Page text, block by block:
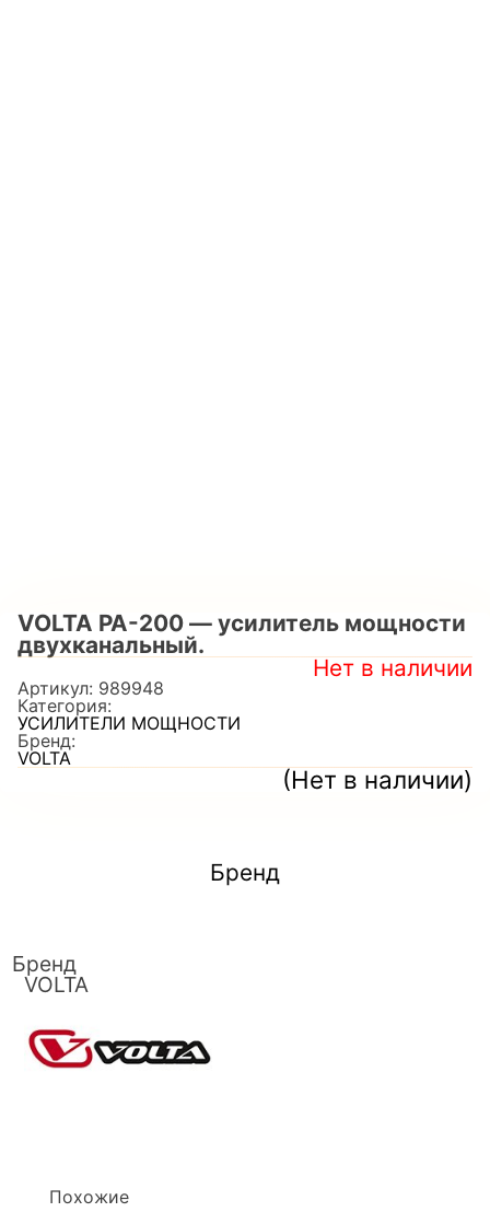
VOLTA PA-200 — усилитель мощности
двухканальный.
(Нет в наличии)
Нет в наличии
Артикул: 989948
Категория:
УСИЛИТЕЛИ МОЩНОСТИ
Бренд:
VOLTA
Бренд
Бренд
VOLTA
Похожие